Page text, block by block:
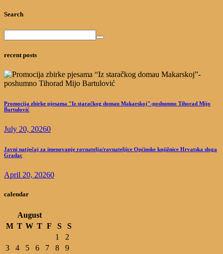
Search
recent posts
Promocija zbirke pjesama "Iz staračkog domau Makarskoj"-poshumno Tihorad Mijo
Bartulović
July 20, 20260
Javni natječaj za imenovanje ravnatelja/ravnateljice Općinske knjižnice Hrvatska sloga
Gradac
April 20, 20260
calendar
August
M T W T F S
S
1
2
3
4 5 6 7 8
9